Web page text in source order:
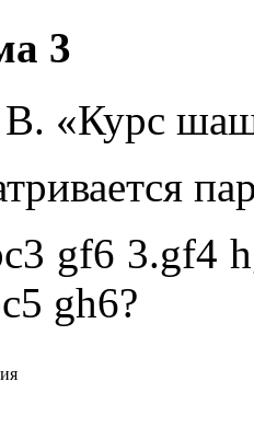
3
«Курс
gf6 3.gf4
gh6?